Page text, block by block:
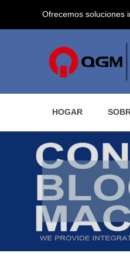
Ofrecemos soluciones
HOGAR